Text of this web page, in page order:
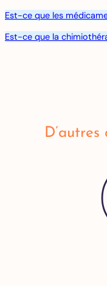
Est-ce que les
Est-ce que la